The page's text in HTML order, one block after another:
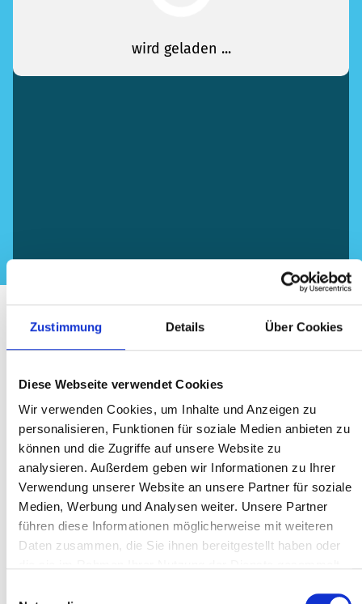
Zustimmung Details Über Cookies
Diese Webseite verwendet Cookies
Wir verwenden Cookies, um Inhalte und Anzeigen zu
personalisieren, Funktionen für soziale Medien anbieten zu
können und die Zugriffe auf unsere Website zu
analysieren. Außerdem geben wir Informationen zu Ihrer
Verwendung unserer Website an unsere Partner für soziale
Medien, Werbung und Analysen weiter. Unsere Partner
führen diese Informationen möglicherweise mit weiteren
Daten zusammen, die Sie ihnen bereitgestellt haben oder
Häufig gestellte Fragen zu
den Hello Baby Bags
An wen richten sich die Hello Baby Bags?
Kosten die Hello Baby Bags etwas?